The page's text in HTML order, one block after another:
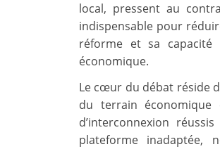
local, pressent au
indispensable pour
réforme et sa capacité
économique.
Le cœur du débat réside
du terrain économique
d’interconnexion
plateforme inadaptée,